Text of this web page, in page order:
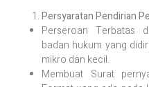
Persyaratan Pendirian
Perseroan Terbatas
badan hukum yang
mikro dan kecil.
Membuat Surat